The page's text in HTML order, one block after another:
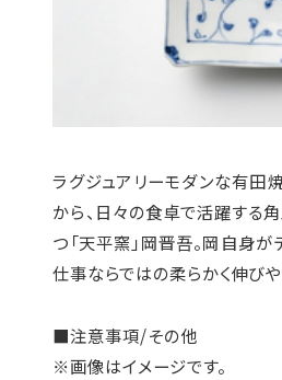
ラグジュアリーモダンな有田
から、日々の食卓で活躍する
つ「天平窯」岡晋吾。岡自身
仕事ならではの柔らかく伸びや
■注意事項/その他
※画像はイメージです。